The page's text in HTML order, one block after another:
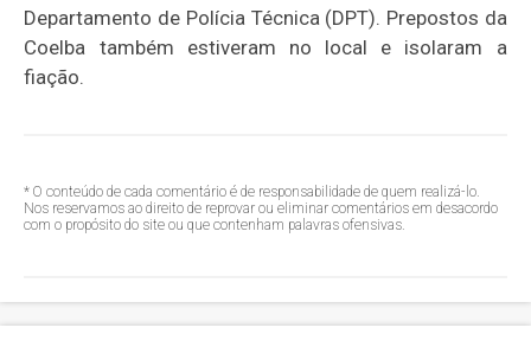
Departamento de Polícia Técnica (DPT). Prepostos da
Coelba também estiveram no local e isolaram a
fiação.
* O conteúdo de cada comentário é de responsabilidade de quem realizá-lo.
Nos reservamos ao direito de reprovar ou eliminar comentários em desacordo
com o propósito do site ou que contenham palavras ofensivas.